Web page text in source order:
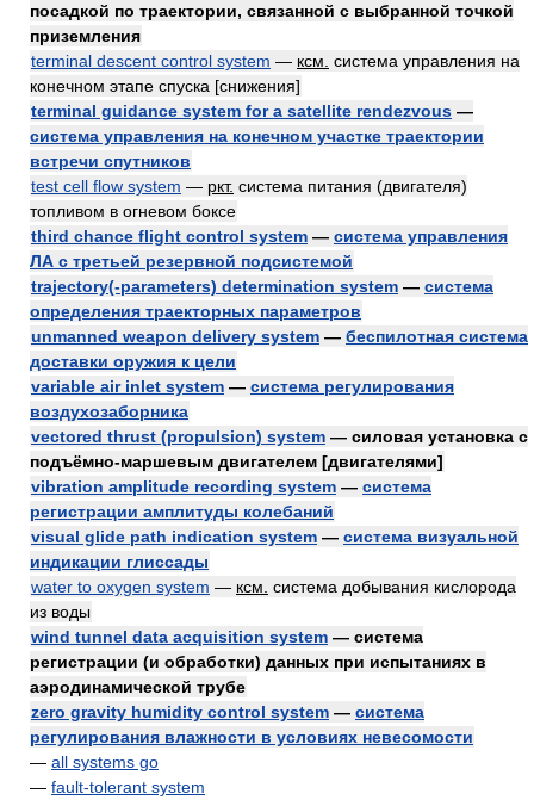
посадкой по траектории, связанной с выбранной точкой
приземления
terminal descent control system — ксм. система управления на
конечном этапе спуска [снижения]
terminal guidance system for a satellite rendezvous —
система управления на конечном участке траектории
встречи спутников
test cell flow system — ркт. система питания (двигателя)
топливом в огневом боксе
third chance flight control system — система управления
ЛА с третьей резервной подсистемой
trajectory(-parameters) determination system — система
определения траекторных параметров
unmanned weapon delivery system — беспилотная система
доставки оружия к цели
variable air inlet system — система регулирования
воздухозаборника
vectored thrust (propulsion) system — силовая установка с
подъёмно-маршевым двигателем [двигателями]
vibration amplitude recording system — система
регистрации амплитуды колебаний
visual glide path indication system — система визуальной
индикации глиссады
water to oxygen system — ксм. система добывания кислорода
из воды
wind tunnel data acquisition system — система
регистрации (и обработки) данных при испытаниях в
аэродинамической трубе
zero gravity humidity control system — система
регулирования влажности в условиях невесомости
— all systems go
— fault-tolerant system